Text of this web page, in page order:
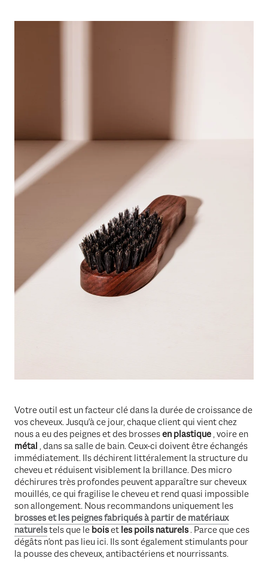
Votre outil est un facteur clé dans la durée de croissance de
vos cheveux. Jusqu'à ce jour, chaque client qui vient chez
nous a eu des peignes et des brossesen plastique, voire en
métal , dans sa salle de bain. Ceux-ci doivent être échangés
immédiatement. Ils déchirent littéralement la structure du
cheveu et réduisent visiblement la brillance. Des micro
déchirures très profondes peuvent apparaître sur cheveux
mouillés, ce qui fragilise le cheveu et rend quasi impossible
son allongement. Nous recommandons uniquement les
brosses et les peignes fabriqués à partir de matériaux
naturelstels que le boiset les poils naturels. Parce que ces
dégâts n'ont pas lieu ici. Ils sont également stimulants pour
la pousse des cheveux, antibactériens et nourrissants.